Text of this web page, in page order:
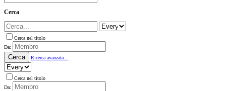
Cerca
Cerca nel titolo
Da:
Cerca Ricerca avanzata...
Cerca nel titolo
Da: